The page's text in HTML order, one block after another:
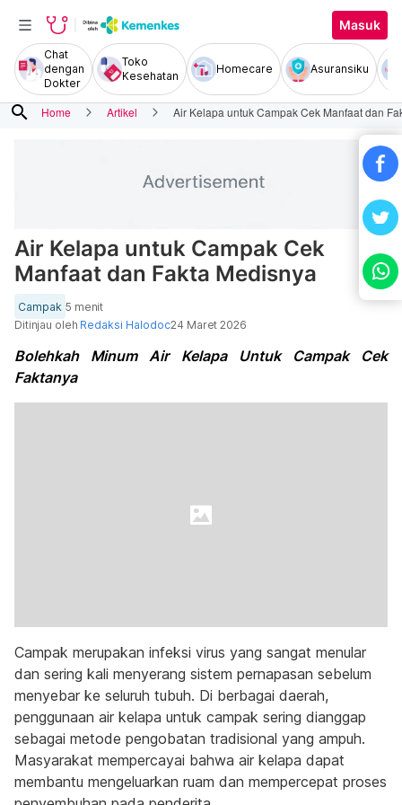
Masuk
Chat
dengan
Dokter
Toko
Kesehatan
Homecare Asuransiku
search Home Artikel Air Kelapa untuk Campak Cek Manfaat dan
Air Kelapa untuk Campak Cek
Manfaat dan Fakta Medisnya
Campak 5 menit
Ditinjau oleh Redaksi Halodoc24 Maret 2026
Bolehkah Minum Air Kelapa Untuk Campak Cek
Faktanya
Campak merupakan infeksi virus yang sangat menular
dan sering kali menyerang sistem pernapasan sebelum
menyebar ke seluruh tubuh. Di berbagai daerah,
penggunaan air kelapa untuk campak sering dianggap
sebagai metode pengobatan tradisional yang ampuh.
Masyarakat mempercayai bahwa air kelapa dapat
membantu mengeluarkan ruam dan mempercepat proses